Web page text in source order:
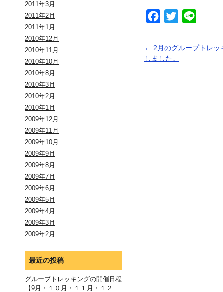
2011年3月
2011年2月
2011年1月
2010年12月
2010年11月
2010年10月
2010年8月
2010年3月
2010年2月
2010年1月
2009年12月
2009年11月
2009年10月
2009年9月
2009年8月
2009年7月
2009年6月
2009年5月
2009年4月
2009年3月
2009年2月
最近の投稿
グループトレッキングの開催日程
【9月・１０月・１１月・１２
Facebook
Twitter
← 2月のグループトレッ
しました。